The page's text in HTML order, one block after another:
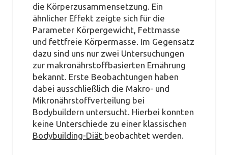
die Körperzusammensetzung. Ein
ähnlicher Effekt zeigte sich für die
Parameter Körpergewicht, Fettmasse
und fettfreie Körpermasse. Im Gegensatz
dazu sind uns nur zwei Untersuchungen
zur makronährstoffbasierten Ernährung
bekannt. Erste Beobachtungen haben
dabei ausschließlich die Makro- und
Mikronährstoffverteilung bei
Bodybuildern untersucht. Hierbei konnten
keine Unterschiede zu einer klassischen
Bodybuilding-Diät beobachtet werden.